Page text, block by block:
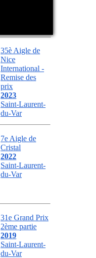
35è Aigle de
Nice
International -
Remise des
prix
2023
Saint-Laurent-
du-Var
7e Aigle de
Cristal
2022
Saint-Laurent-
du-Var
31e Grand Prix
2ème partie
2019
Saint-Laurent-
du-Var